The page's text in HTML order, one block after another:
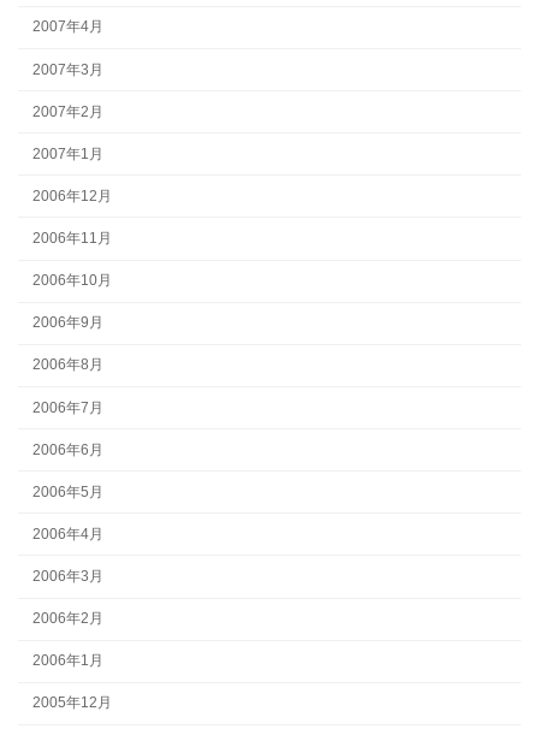
2007年4月
2007年3月
2007年2月
2007年1月
2006年12月
2006年11月
2006年10月
2006年9月
2006年8月
2006年7月
2006年6月
2006年5月
2006年4月
2006年3月
2006年2月
2006年1月
2005年12月